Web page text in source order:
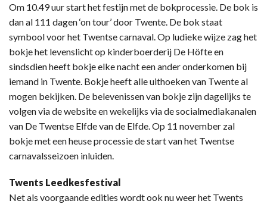
Om 10.49 uur start het festijn met de bokprocessie. De bok is
dan al 111 dagen ‘on tour’ door Twente. De bok staat
symbool voor het Twentse carnaval. Op ludieke wijze zag het
bokje het levenslicht op kinderboerderij De Höfte en
sindsdien heeft bokje elke nacht een ander onderkomen bij
iemand in Twente. Bokje heeft alle uithoeken van Twente al
mogen bekijken. De belevenissen van bokje zijn dagelijks te
volgen via de website en wekelijks via de socialmediakanalen
van De Twentse Elfde van de Elfde. Op 11 november zal
bokje met een heuse processie de start van het Twentse
carnavalsseizoen inluiden.
Twents Leedkesfestival
Net als voorgaande edities wordt ook nu weer het Twents